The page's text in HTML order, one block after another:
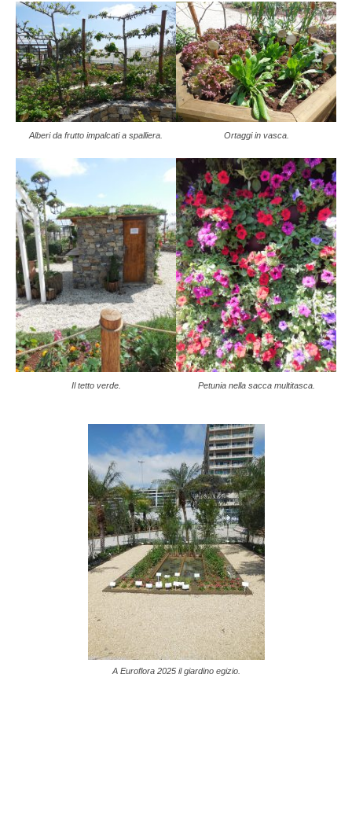
Alberi da frutto impalcati a spalliera. Ortaggi in vasca.
Il tetto verde. Petunia nella sacca multitasca.
A Euroflora 2025 il giardino egizio.